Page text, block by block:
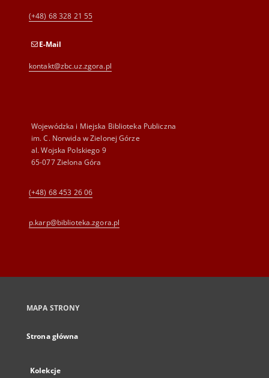
(+48) 68 328 21 55
E-Mail
kontakt@zbc.uz.zgora.pl
Wojewódzka i Miejska Biblioteka Publiczna
im. C. Norwida w Zielonej Górze
al. Wojska Polskiego 9
65-077 Zielona Góra
(+48) 68 453 26 06
p.karp@biblioteka.zgora.pl
MAPA STRONY
Strona główna
Kolekcje